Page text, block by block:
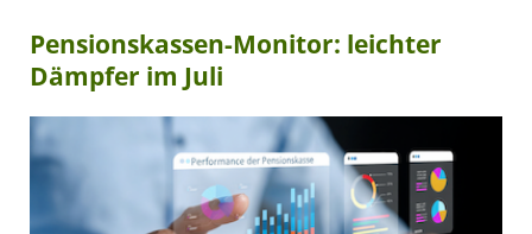
Pensionskassen-Monitor: leichter
Dämpfer im Juli